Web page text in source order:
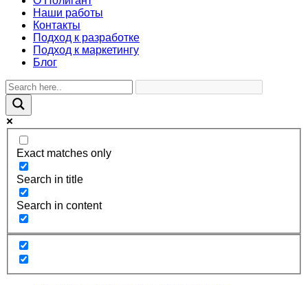
Наши работы
Контакты
Подход к разработке
Подход к маркетингу
Блог
Exact matches only
Search in title
Search in content